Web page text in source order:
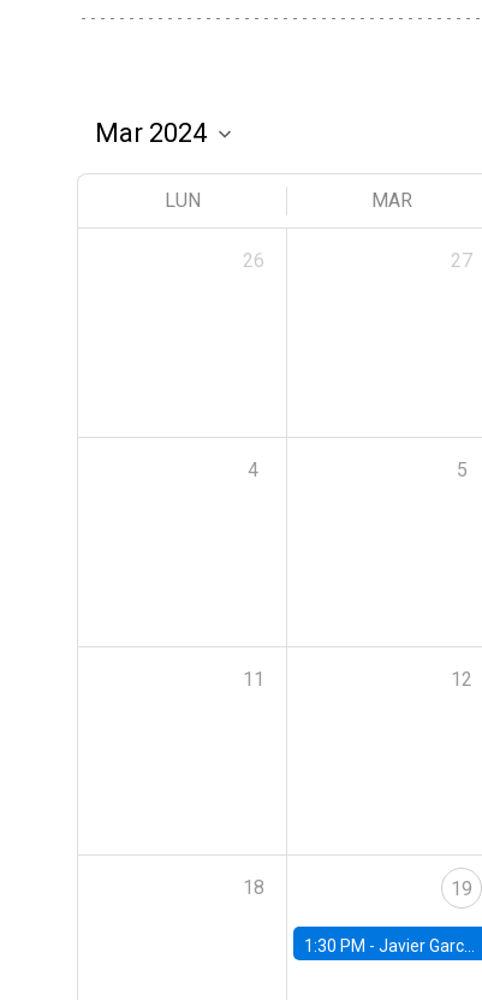
LUN MAR
26 27
4 5
11 12
18 19
1:30 PM - Javier Garcia Cicco, Universidad de San Andres